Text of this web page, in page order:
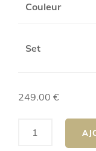
Couleur
Set
249.00 €